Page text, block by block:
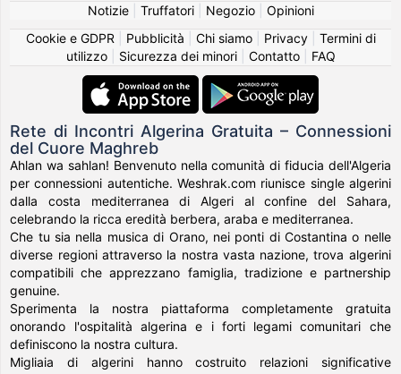
Notizie| Truffatori| Negozio| Opinioni
Cookie e GDPR
Pubblicità Chi siamo| Privacy| Termini di
utilizzo| Sicurezza dei minori| Contatto| FAQ
Rete di Incontri Algerina Gratuita – Connessioni
del Cuore Maghreb
Ahlan wa sahlan! Benvenuto nella comunità di fiducia dell'Algeria
per connessioni autentiche. Weshrak.com riunisce single algerini
dalla costa mediterranea di Algeri al confine del Sahara,
celebrando la ricca eredità berbera, araba e mediterranea.
Che tu sia nella musica di Orano, nei ponti di Costantina o nelle
diverse regioni attraverso la nostra vasta nazione, trova algerini
compatibili che apprezzano famiglia, tradizione e partnership
genuine.
Sperimenta la nostra piattaforma completamente gratuita
onorando l'ospitalità algerina e i forti legami comunitari che
definiscono la nostra cultura.
Migliaia di algerini hanno costruito relazioni significative